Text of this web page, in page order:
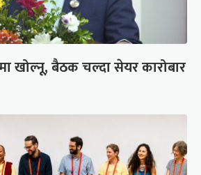
खोल्नू, बैठक चल्दा सेयर कारोबार